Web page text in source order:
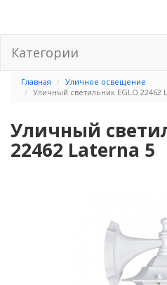
Категории
Главная
Уличное освещение
Уличный светильник EGLO 22462
Уличный
22462 Laterna 5